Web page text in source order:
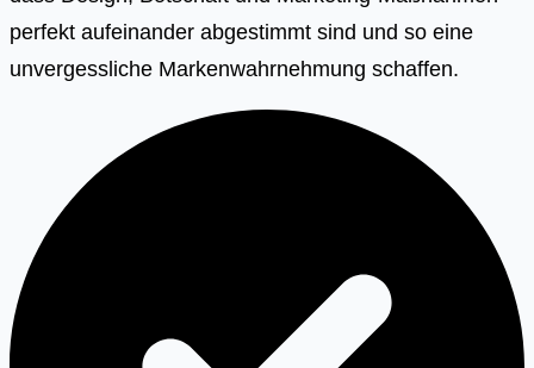
perfekt aufeinander abgestimmt sind und so eine
unvergessliche Markenwahrnehmung schaffen.